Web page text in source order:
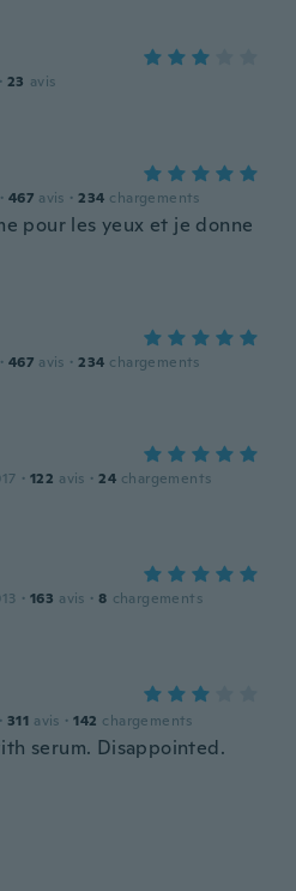
· 23 avis
· 467 avis · 234 chargements
pour les yeux et je donne
· 467 avis · 234 chargements
· 122 avis · 24 chargements
· 163 avis · 8 chargements
· 311 avis · 142 chargements
serum. Disappointed.